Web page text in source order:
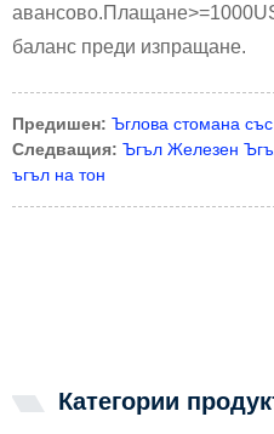
баланс преди изпращане.
Предишен: Ъглова стомана
Следващия: Ъгъл Железен
ъгъл на тон
Категории